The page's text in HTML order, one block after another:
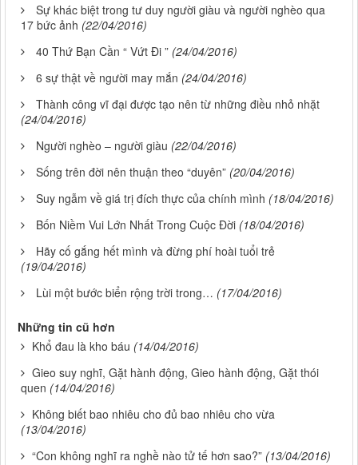
Sự khác biệt trong tư duy người giàu và người nghèo qua
17 bức ảnh (22/04/2016)
40 Thứ Bạn Cần “ Vứt Đi ” (24/04/2016)
6 sự thật về người may mắn (24/04/2016)
Thành công vĩ đại được tạo nên từ những điều nhỏ nhặt
(24/04/2016)
Người nghèo – người giàu (22/04/2016)
Sống trên đời nên thuận theo “duyên” (20/04/2016)
Suy ngẫm về giá trị đích thực của chính mình (18/04/2016)
Bốn Niềm Vui Lớn Nhất Trong Cuộc Đời (18/04/2016)
Hãy cố gắng hết mình và đừng phí hoài tuổi trẻ
(19/04/2016)
Lùi một bước biển rộng trời trong… (17/04/2016)
Những tin cũ hơn
Khổ đau là kho báu (14/04/2016)
Gieo suy nghĩ, Gặt hành động, Gieo hành động, Gặt thói
quen (14/04/2016)
Không biết bao nhiêu cho đủ bao nhiêu cho vừa
(13/04/2016)
“Con không nghĩ ra nghề nào tử tế hơn sao?” (13/04/2016)